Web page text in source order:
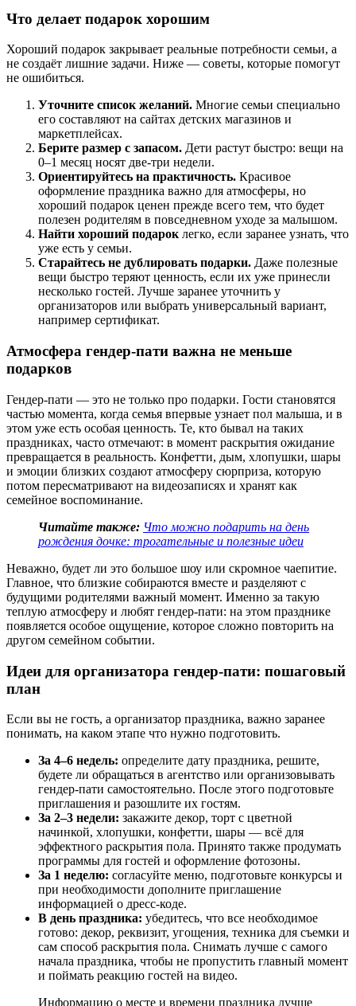
Что делает подарок хорошим
Хороший подарок закрывает реальные потребности семьи, а
не создаёт лишние задачи. Ниже — советы, которые помогут
не ошибиться.
Уточните список желаний. Многие семьи специально
его составляют на сайтах детских магазинов и
маркетплейсах.
Берите размер с запасом. Дети растут быстро: вещи на
0–1 месяц носят две-три недели.
Ориентируйтесь на практичность. Красивое
оформление праздника важно для атмосферы, но
хороший подарок ценен прежде всего тем, что будет
полезен родителям в повседневном уходе за малышом.
Найти хороший подарок легко, если заранее узнать, что
уже есть у семьи.
Старайтесь не дублировать подарки. Даже полезные
вещи быстро теряют ценность, если их уже принесли
несколько гостей. Лучше заранее уточнить у
организаторов или выбрать универсальный вариант,
например сертификат.
Атмосфера гендер-пати важна не меньше
подарков
Гендер-пати — это не только про подарки. Гости становятся
частью момента, когда семья впервые узнает пол малыша, и в
этом уже есть особая ценность. Те, кто бывал на таких
праздниках, часто отмечают: в момент раскрытия ожидание
превращается в реальность. Конфетти, дым, хлопушки, шары
и эмоции близких создают атмосферу сюрприза, которую
потом пересматривают на видеозаписях и хранят как
семейное воспоминание.
Читайте также: Что можно подарить на день
рождения дочке: трогательные и полезные идеи
Неважно, будет ли это большое шоу или скромное чаепитие.
Главное, что близкие собираются вместе и разделяют с
будущими родителями важный момент. Именно за такую
теплую атмосферу и любят гендер-пати: на этом празднике
появляется особое ощущение, которое сложно повторить на
другом семейном событии.
Идеи для организатора гендер-пати: пошаговый
план
Если вы не гость, а организатор праздника, важно заранее
понимать, на каком этапе что нужно подготовить.
За 4–6 недель: определите дату праздника, решите,
будете ли обращаться в агентство или организовывать
гендер-пати самостоятельно. После этого подготовьте
приглашения и разошлите их гостям.
За 2–3 недели: закажите декор, торт с цветной
начинкой, хлопушки, конфетти, шары — всё для
эффектного раскрытия пола. Принято также продумать
программы для гостей и оформление фотозоны.
За 1 неделю: согласуйте меню, подготовьте конкурсы и
при необходимости дополните приглашение
информацией о дресс-коде.
В день праздника: убедитесь, что все необходимое
готово: декор, реквизит, угощения, техника для съемки и
сам способ раскрытия пола. Снимать лучше с самого
начала праздника, чтобы не пропустить главный момент
и поймать реакцию гостей на видео.
Информацию о месте и времени праздника лучше